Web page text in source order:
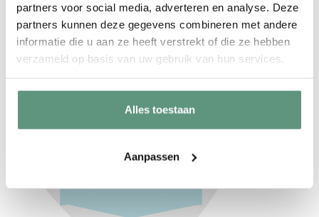
partners voor social media, adverteren en analyse. Deze
partners kunnen deze gegevens combineren met andere
informatie die u aan ze heeft verstrekt of die ze hebben
verzameld op basis van uw gebruik van hun services.
Alles toestaan
Aanpassen
Oudroze